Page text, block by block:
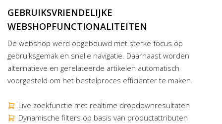
GEBRUIKSVRIENDELIJKE
WEBSHOPFUNCTIONALITEITEN
De webshop werd opgebouwd met sterke focus op
gebruiksgemak en snelle navigatie. Daarnaast worden
alternatieve en gerelateerde artikelen automatisch
voorgesteld om het bestelproces efficiënter te maken.
Live zoekfunctie met realtime dropdownresultaten
Dynamische filters op basis van productattributen